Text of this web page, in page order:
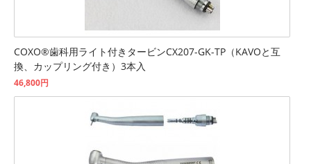
COXO®歯科用ライト付きタービンCX207-GK-TP（KAVOと互
換、カップリング付き）3本入
46,800円